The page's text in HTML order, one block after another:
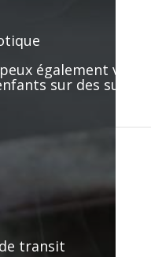
également vous
sur des sujets
transit